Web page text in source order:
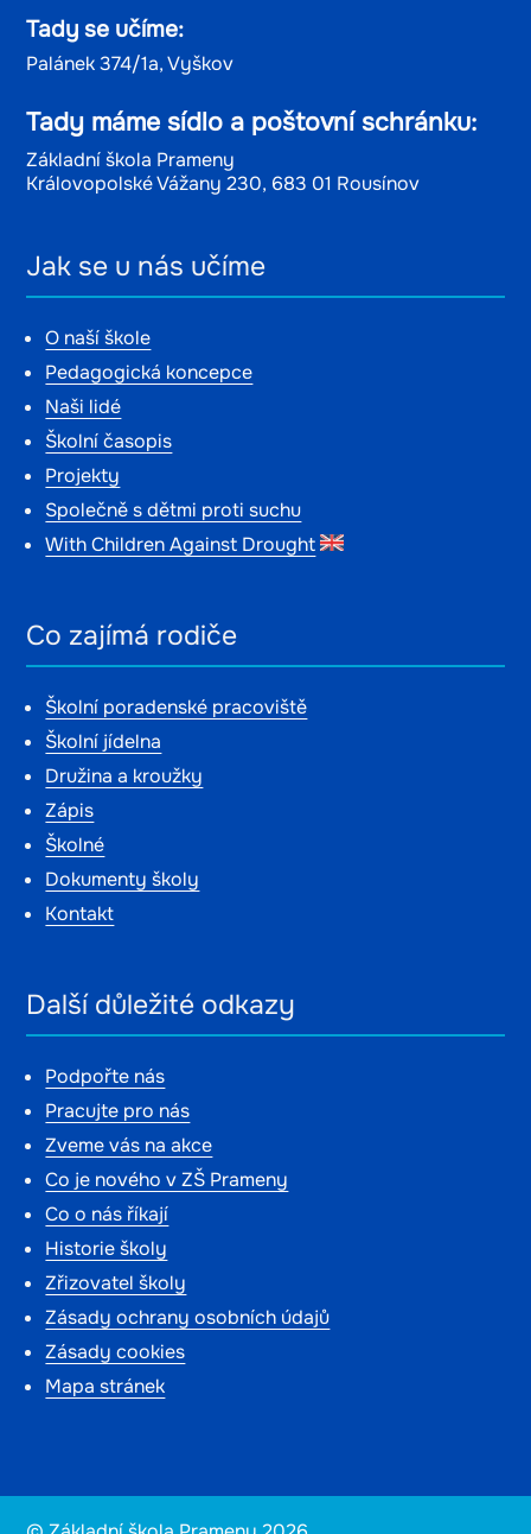
Tady se učíme:
Palánek 374/1a, Vyškov
Tady máme sídlo a poštovní schránku:
Základní škola Prameny
Královopolské Vážany 230, 683 01 Rousínov
Jak se u nás učíme
O naší škole
Pedagogická koncepce
Naši lidé
Školní časopis
Projekty
Společně s dětmi proti suchu
With Children Against Drought
Co zajímá rodiče
Školní poradenské pracoviště
Školní jídelna
Družina a kroužky
Zápis
Školné
Dokumenty školy
Kontakt
Další důležité odkazy
Podpořte nás
Pracujte pro nás
Zveme vás na akce
Co je nového v ZŠ Prameny
Co o nás říkají
Historie školy
Zřizovatel školy
Zásady ochrany osobních údajů
Zásady cookies
Mapa stránek